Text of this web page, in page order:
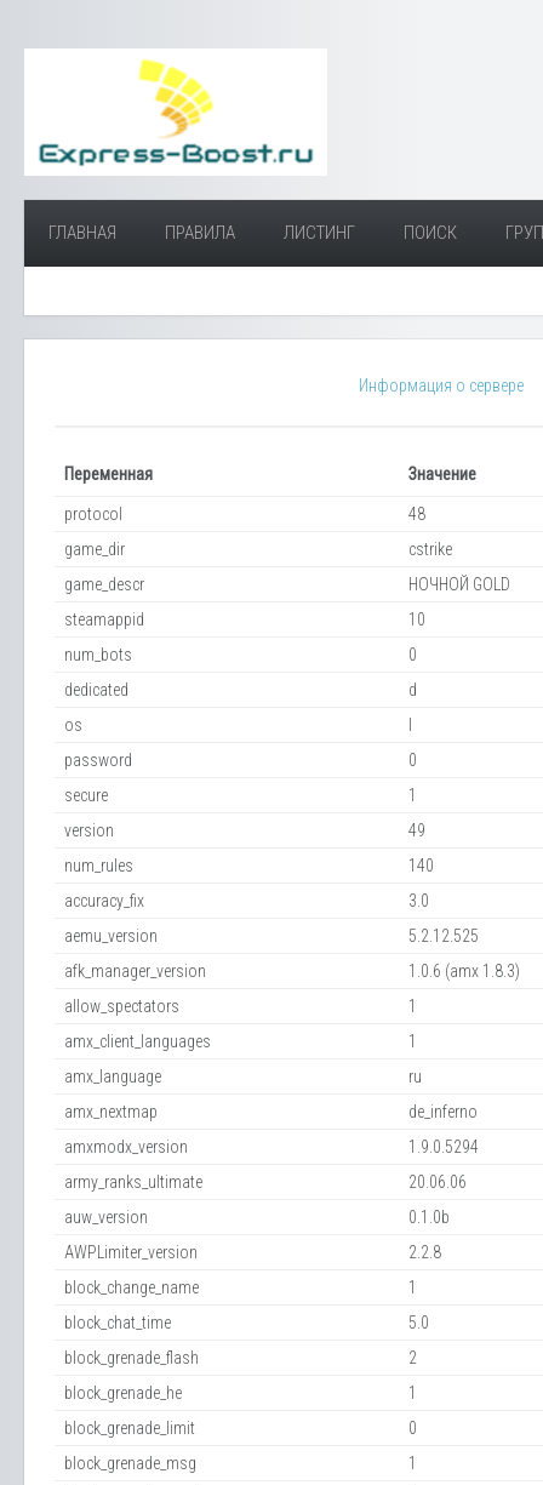
ГЛАВНАЯ ПРАВИЛА ЛИСТИНГ ПОИСК
Информация о сервере
Переменная Значение
protocol
48
game_dir
cstrike
game_descr
НОЧНОЙ GOLD
steamappid
10
num_bots
0
dedicated
d
os
password
0
secure
1
version
49
num_rules
140
accuracy_fix
3.0
aemu_version
5.2.12.525
afk_manager_version
1.0.6 (amx 1.8.3)
allow_spectators
1
amx_client_languages
1
amx_language
ru
amx_nextmap
de_inferno
amxmodx_version
1.9.0.5294
army_ranks_ultimate
20.06.06
auw_version
0.1.0b
AWPLimiter_version
2.2.8
block_change_name
1
block_chat_time
5.0
block_grenade_flash
2
block_grenade_he
1
block_grenade_limit
0
block_grenade_msg
1